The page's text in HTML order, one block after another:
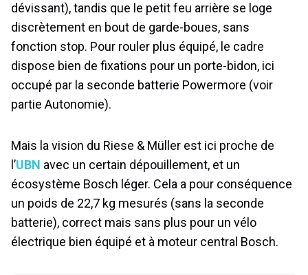
dévissant), tandis que le petit feu arrière se loge
discrètement en bout de garde-boues, sans
fonction stop. Pour rouler plus équipé, le cadre
dispose bien de fixations pour un porte-bidon, ici
occupé par la seconde batterie Powermore (voir
partie Autonomie).
Mais la vision du Riese & Müller est ici proche de
l’UBN avec un certain dépouillement, et un
écosystème Bosch léger. Cela a pour conséquence
un poids de 22,7 kg mesurés (sans la seconde
batterie), correct mais sans plus pour un vélo
électrique bien équipé et à moteur central Bosch.